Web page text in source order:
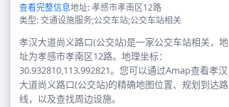
查看完整信息地址: 孝感市孝南区12路
类型: 交通设施服务;公交车站;公交车站相关
孝汉大道尚义路口(公交站)是一家公交车站相关，地
址为孝感市孝南区12路。地理坐标：
30.932810,113.992821。您可以通过Amap查看孝汉
大道尚义路口(公交站)的精确地图位置、规划到达路
线，以及查找周边设施。